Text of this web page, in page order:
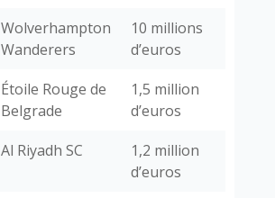
Wolverhampton
Wanderers
10 millions
d’euros
Étoile Rouge de
Belgrade
1,5 million
d’euros
Al Riyadh SC
1,2 million
d’euros